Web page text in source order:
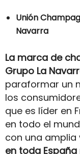
Unión
Navarra
La marca de
Grupo La
paraformar un
los
que es líder en
en todo el
con una amplia
en toda España